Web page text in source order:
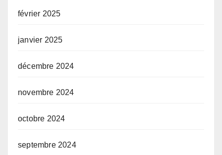
février 2025
janvier 2025
décembre 2024
novembre 2024
octobre 2024
septembre 2024